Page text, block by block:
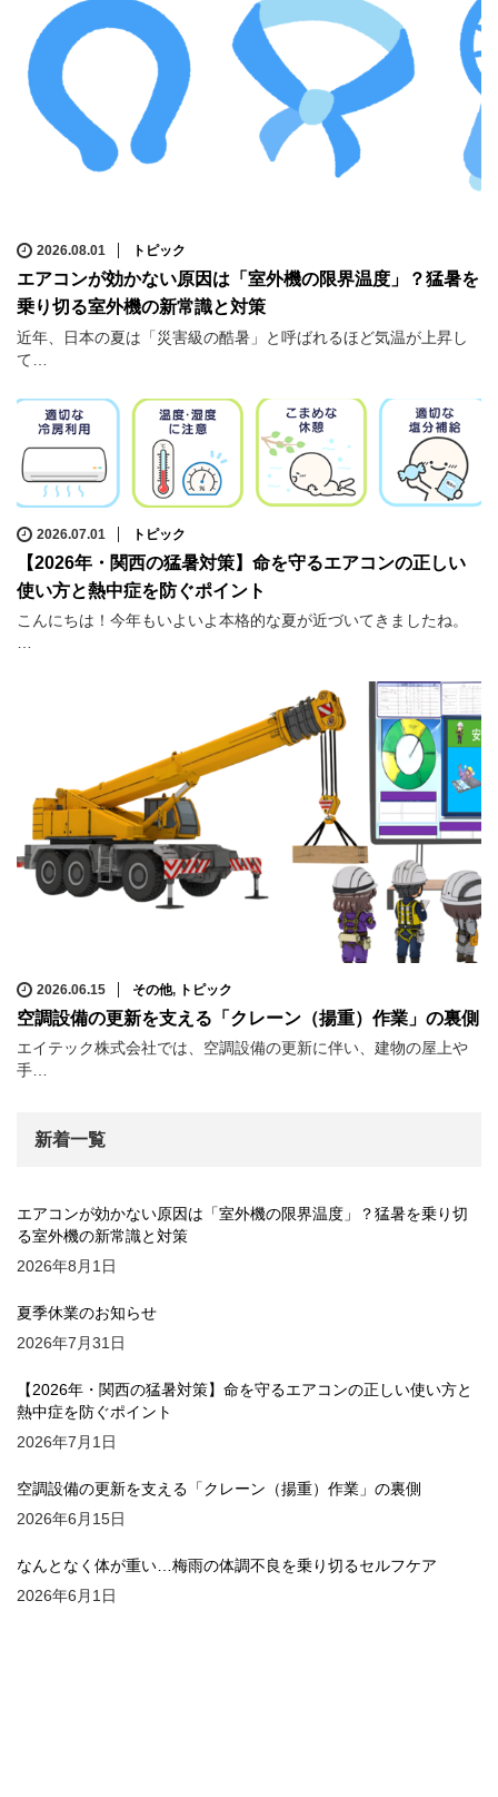
2026.08.01 トピック
エアコンが効かない原因は「室外機の限界温度」？猛暑を
乗り切る室外機の新常識と対策
近年、日本の夏は「災害級の酷暑」と呼ばれるほど気温が上昇し
て…
2026.07.01 トピック
【2026年・関西の猛暑対策】命を守るエアコンの正しい
使い方と熱中症を防ぐポイント
こんにちは！今年もいよいよ本格的な夏が近づいてきましたね。
2026.06.15 その他, トピック
空調設備の更新を支える「クレーン（揚重）作業」の裏側
エイテック株式会社では、空調設備の更新に伴い、建物の屋上や
手…
新着一覧
エアコンが効かない原因は「室外機の限界温度」？猛暑を乗り切
る室外機の新常識と対策
2026年8月1日
夏季休業のお知らせ
2026年7月31日
【2026年・関西の猛暑対策】命を守るエアコンの正しい使い方と
熱中症を防ぐポイント
2026年7月1日
空調設備の更新を支える「クレーン（揚重）作業」の裏側
2026年6月15日
なんとなく体が重い…梅雨の体調不良を乗り切るセルフケア
2026年6月1日